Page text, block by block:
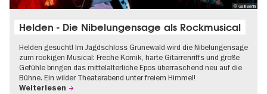
© Galli Berlin
Helden - Die Nibelungensage als Rockmusical
Helden gesucht! Im Jagdschloss Grunewald wird die Nibelungensage
zum rockigen Musical: Freche Komik, harte Gitarrenriffs und große
Gefühle bringen das mittelalterliche Epos überraschend neu auf die
Bühne. Ein wilder Theaterabend unter freiem Himmel!
Weiterlesen